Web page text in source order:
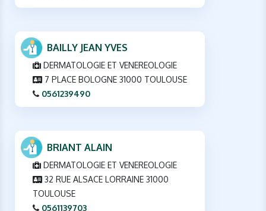
BAILLY JEAN YVES
DERMATOLOGIE ET VENEREOLOGIE
7 PLACE BOLOGNE 31000 TOULOUSE
0561239490
BRIANT ALAIN
DERMATOLOGIE ET VENEREOLOGIE
32 RUE ALSACE LORRAINE 31000
TOULOUSE
0561139703